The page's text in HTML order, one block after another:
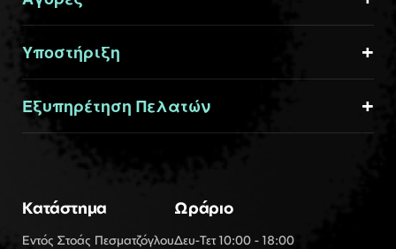
Υποστήριξη
Εξυπηρέτηση Πελατών
Κατάστημα
Εντός Στοάς Πεσματζόγλου
Ωράριο
Δευ-Τετ 10:00 - 18:00